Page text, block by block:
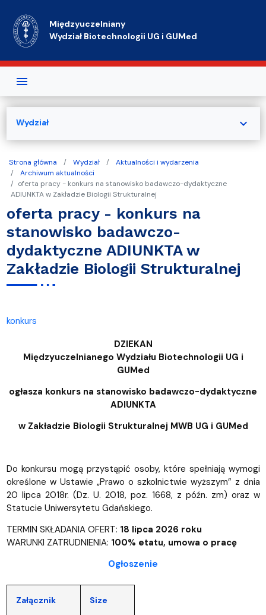
Międzyuczelniany
Wydział Biotechnologii UG i GUMed
Strona główna Wydział
Aktualności i wydarzenia
Archiwum aktualności
oferta pracy - konkurs na stanowisko badawczo-dydaktyczne
ADIUNKTA w Zakładzie Biologii Strukturalnej
oferta pracy - konkurs na
stanowisko badawczo-
dydaktyczne ADIUNKTA w
Zakładzie Biologii Strukturalnej
konkurs
DZIEKAN
Międzyuczelnianego Wydziału Biotechnologii UG i
GUMed
ogłasza konkurs na stanowisko badawczo-dydaktyczne
ADIUNKTA
w Zakładzie Biologii Strukturalnej MWB UG i GUMed
Do konkursu mogą przystąpić osoby, które spełniają wymogi
określone w Ustawie „Prawo o szkolnictwie wyższym” z dnia
20 lipca 2018r. (Dz. U. 2018, poz. 1668, z późn. zm) oraz w
Statucie Uniwersytetu Gdańskiego.
TERMIN SKŁADANIA OFERT: 18 lipca 2026 roku
WARUNKI ZATRUDNIENIA: 100% etatu, umowa o pracę
Ogłoszenie
Załącznik Size
Wydział expand_more